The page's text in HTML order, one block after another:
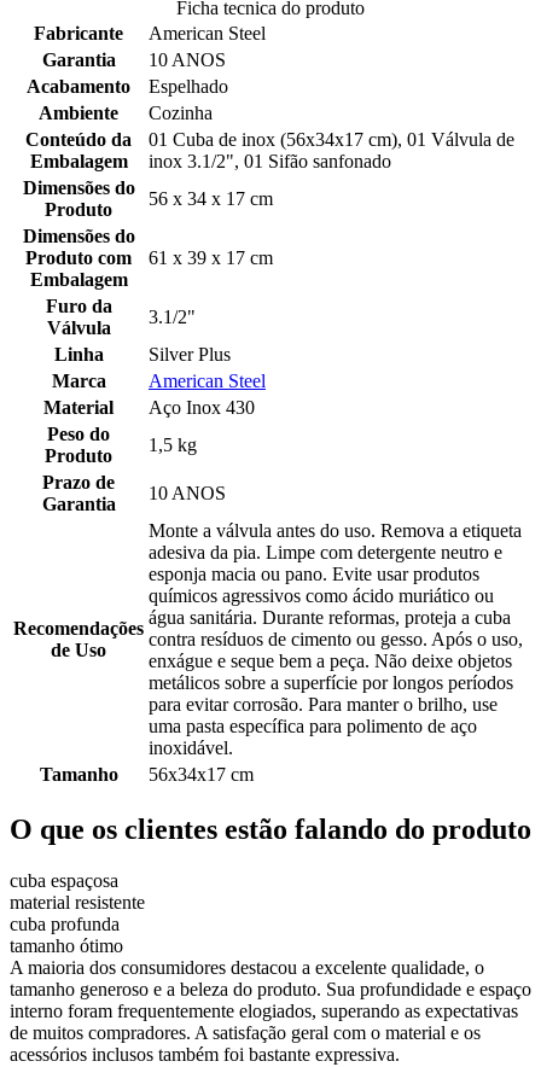
Ficha tecnica do produto
Fabricante
American Steel
Garantia
10 ANOS
Acabamento
Espelhado
Ambiente
Cozinha
Conteúdo da
Embalagem
01 Cuba de inox (56x34x17 cm), 01 Válvula de
inox 3.1/2", 01 Sifão sanfonado
Dimensões do
Produto
56 x 34 x 17 cm
Dimensões do
Produto com
Embalagem
61 x 39 x 17 cm
Furo da
Válvula
3.1/2"
Linha
Silver Plus
Marca
American Steel
Material
Aço Inox 430
Peso do
Produto
1,5 kg
Prazo de
Garantia
10 ANOS
Recomendações
de Uso
Monte a válvula antes do uso. Remova a etiqueta
adesiva da pia. Limpe com detergente neutro e
esponja macia ou pano. Evite usar produtos
químicos agressivos como ácido muriático ou
água sanitária. Durante reformas, proteja a cuba
contra resíduos de cimento ou gesso. Após o uso,
enxágue e seque bem a peça. Não deixe objetos
metálicos sobre a superfície por longos períodos
para evitar corrosão. Para manter o brilho, use
uma pasta específica para polimento de aço
inoxidável.
Tamanho
56x34x17 cm
O que os clientes estão falando do produto
cuba espaçosa
material resistente
cuba profunda
tamanho ótimo
A maioria dos consumidores destacou a excelente qualidade, o
tamanho generoso e a beleza do produto. Sua profundidade e espaço
interno foram frequentemente elogiados, superando as expectativas
de muitos compradores. A satisfação geral com o material e os
acessórios inclusos também foi bastante expressiva.